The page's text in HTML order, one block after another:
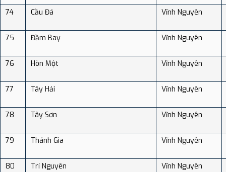
74 Cầu Đá Vĩnh Nguyên
75 Đầm Bay Vĩnh Nguyên
76 Hòn Một Vĩnh Nguyên
77 Tây Hải Vĩnh Nguyên
78 Tây Sơn Vĩnh Nguyên
79 Thánh Gia Vĩnh Nguyên
80 Trí Nguyên Vĩnh Nguyên